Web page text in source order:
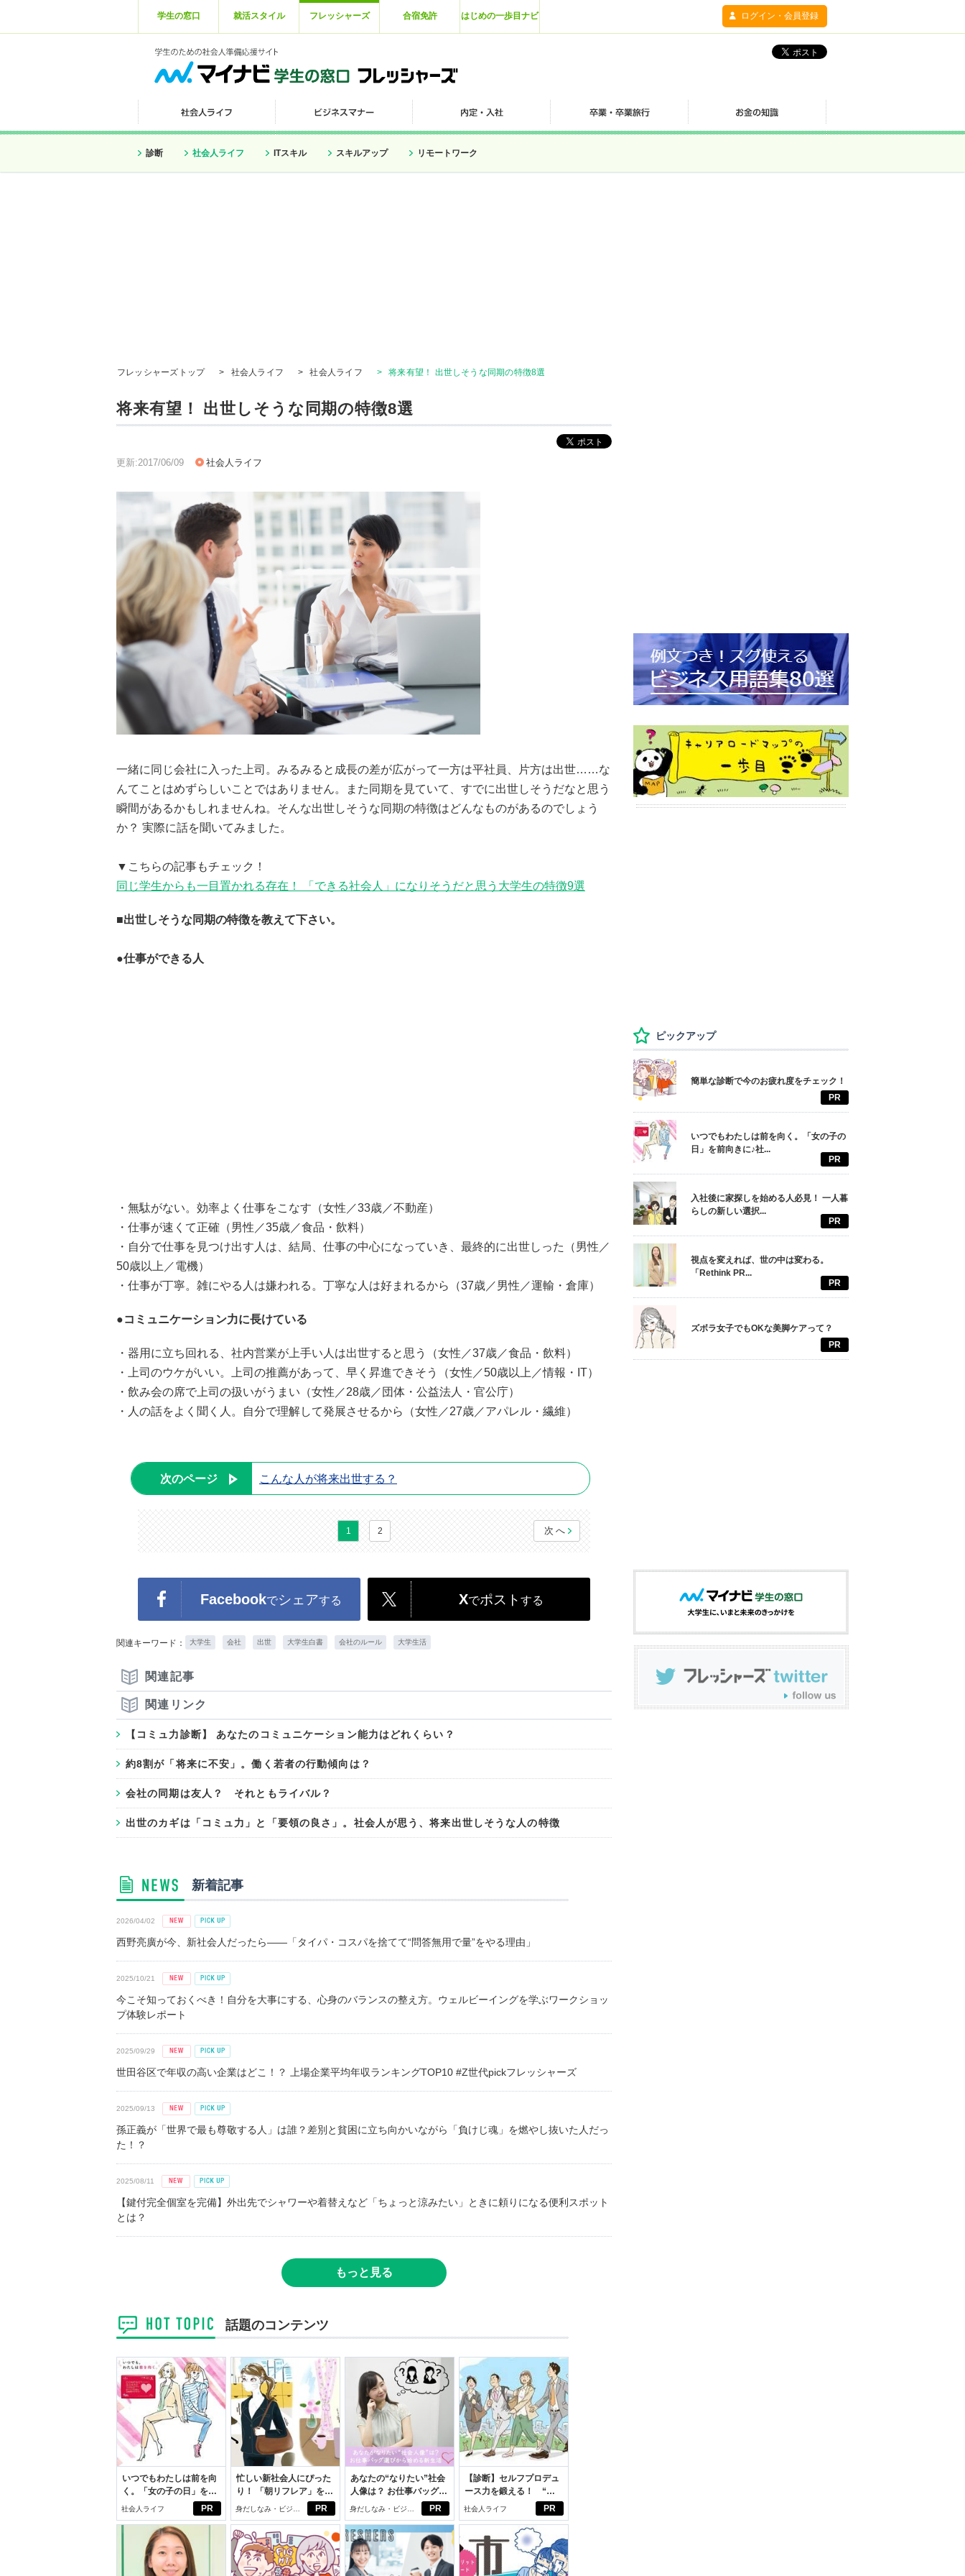
学生の窓口 就活スタイル フレッシャーズ 合宿免許 はじめの一歩目ナビ ログイン・会員登録
診断 社会人ライフ ITスキル スキルアップ リモートワーク
フレッシャーズトップ > 社会人ライフ > 社会人ライフ > 将来有望！ 出世しそうな同期の特徴8選
将来有望！ 出世しそうな同期の特徴8選
更新:2017/06/09 社会人ライフ
一緒に同じ会社に入った上司。みるみると成長の差が広がって一方は平社員、片方は出世……な
んてことはめずらしいことではありません。また同期を見ていて、すでに出世しそうだなと思う
瞬間があるかもしれませんね。そんな出世しそうな同期の特徴はどんなものがあるのでしょう
か？ 実際に話を聞いてみました。
▼こちらの記事もチェック！
同じ学生からも一目置かれる存在！ 「できる社会人」になりそうだと思う大学生の特徴9選
■出世しそうな同期の特徴を教えて下さい。
●仕事ができる人
・無駄がない。効率よく仕事をこなす（女性／33歳／不動産）
・仕事が速くて正確（男性／35歳／食品・飲料）
・自分で仕事を見つけ出す人は、結局、仕事の中心になっていき、最終的に出世しった（男性／
50歳以上／電機）
・仕事が丁寧。雑にやる人は嫌われる。丁寧な人は好まれるから（37歳／男性／運輸・倉庫）
●コミュニケーション力に長けている
・器用に立ち回れる、社内営業が上手い人は出世すると思う（女性／37歳／食品・飲料）
・上司のウケがいい。上司の推薦があって、早く昇進できそう（女性／50歳以上／情報・IT）
・飲み会の席で上司の扱いがうまい（女性／28歳／団体・公益法人・官公庁）
・人の話をよく聞く人。自分で理解して発展させるから（女性／27歳／アパレル・繊維）
次のページ こんな人が将来出世する？
1 2 次へ
Facebookでシェアする Xでポスト する
関連キーワード： 大学生 会社 出世 大学生白書 会社のルール 大学生活
関連記事
関連リンク
【コミュ力診断】 あなたのコミュニケーション能力はどれくらい？
約8割が「将来に不安」。働く若者の行動傾向は？
会社の同期は友人？ それともライバル？
出世のカギは「コミュ力」と「要領の良さ」。社会人が思う、将来出世しそうな人の特徴
新着記事
2026/04/02
西野亮廣が今、新社会人だったら――「タイパ・コスパを捨てて“問答無用で量”をやる理由」
2025/10/21
今こそ知っておくべき！自分を大事にする、心身のバランスの整え方。ウェルビーイングを学ぶワークショッ
プ体験レポート
2025/09/29
世田谷区で年収の高い企業はどこ！？ 上場企業平均年収ランキングTOP10 #Z世代pickフレッシャーズ
2025/09/13
孫正義が「世界で最も尊敬する人」は誰？差別と貧困に立ち向かいながら「負けじ魂」を燃やし抜いた人だっ
た！？
2025/08/11
【鍵付完全個室を完備】外出先でシャワーや着替えなど「ちょっと涼みたい」ときに頼りになる便利スポット
とは？
もっと見る
話題のコンテンツ
PR
いつでもわたしは前を向
く。「女の子の日」を前
向きに♪社会人エリ・大
社会人ライフ PR
忙しい新社会人にぴった
り！ 「朝リフレア」をは
じめよう。しっかりニオ
イケアして24時間快適。
身だしなみ・ビジネ
スアイテム
PR
あなたの“なりたい”社会
人像は？ お仕事バッグ選
びから始める新生活
身だしなみ・ビジネ
スアイテム
PR
【診断】セルフプロデュ
ース力を鍛える！ “ジ
ブン観”診断
社会人ライフ
ピックアップ
簡単な診断で今のお疲れ度をチェック！
PR
いつでもわたしは前を向く。「女の子の
日」を前向きに♪社...
PR
入社後に家探しを始める人必見！ 一人暮
らしの新しい選択...
PR
視点を変えれば、世の中は変わる。
「Rethink PR...
PR
ズボラ女子でもOKな美脚ケアって？
PR